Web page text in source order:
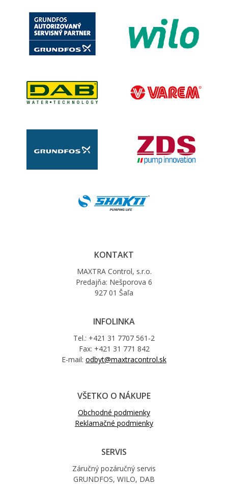
KONTAKT
MAXTRA Control, s.r.o.
Predajňa: Nešporova 6
927 01 Šaľa
INFOLINKA
Tel.: +421 31 7707 561-2
Fax: +421 31 771 842
E-mail: odbyt@maxtracontrol.sk
VŠETKO O NÁKUPE
Obchodné podmienky
Reklamačné podmienky
SERVIS
Záručný pozáručný servis
GRUNDFOS, WILO, DAB